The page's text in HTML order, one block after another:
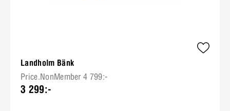
Landholm Bänk
Price.NonMember 4 799:-
3 299:-